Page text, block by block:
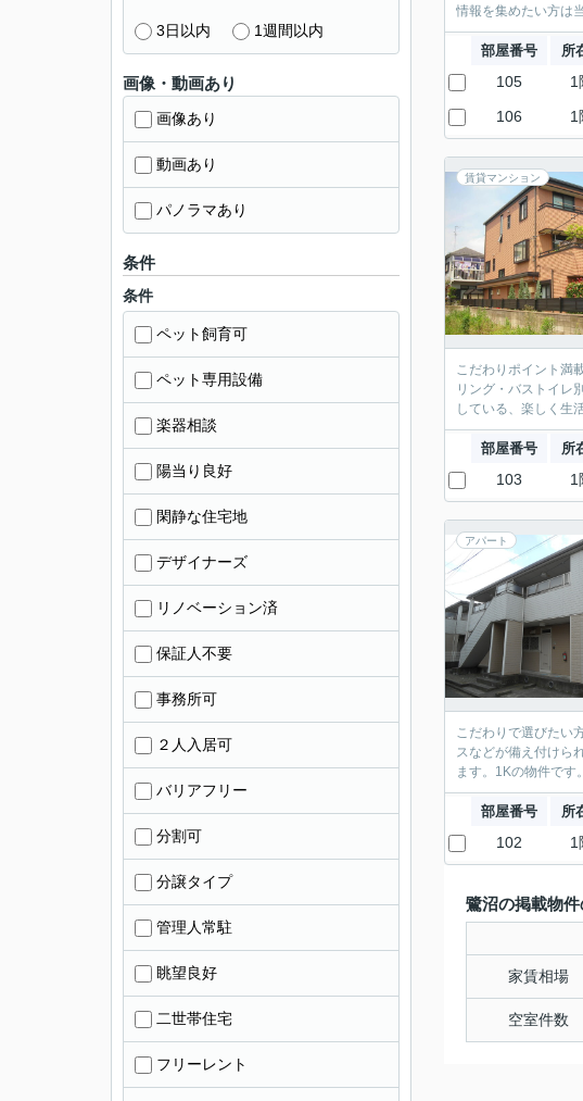
情報を集めたい方は
部屋番号 所
105 1
106 1
賃貸マンション
こだわりポイント満
リング・バストイレ
している、楽しく生
部屋番号 所
103 1
アパート
こだわりで選びたい
スなどが備え付けら
ます。1Kの物件です
部屋番号 所
102 1
鷺沼の掲載物
家賃相場
空室件数
3日以内 1週間以内
画像・動画あり
画像あり
動画あり
パノラマあり
条件
条件
ペット飼育可
ペット専用設備
楽器相談
陽当り良好
閑静な住宅地
デザイナーズ
リノベーション済
保証人不要
事務所可
２人入居可
バリアフリー
分割可
分譲タイプ
管理人常駐
眺望良好
二世帯住宅
フリーレント